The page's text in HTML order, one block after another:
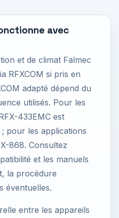
avec
et de climat Falmec
RFXCOM si pris en
adapté dépend du
utilisés. Pour les
433EMC est
pour les applications
868. Consultez
et les manuels
la procédure
éventuelles.
entre les appareils